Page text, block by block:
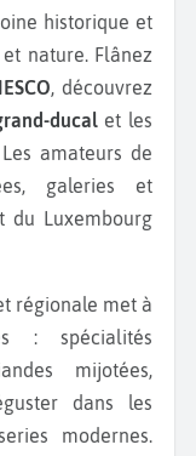
historique et
nature. Flânez
, découvrez
ducalet les
amateurs de
galeries et
du Luxembourg
: spécialités
mijotées,
dans les
modernes.